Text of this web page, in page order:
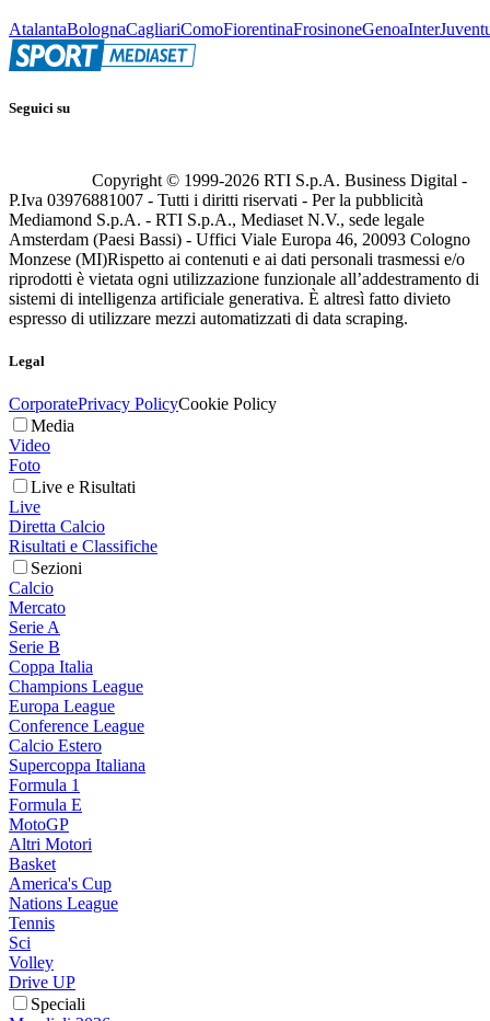
AtalantaBolognaCagliariComoFiorentinaFrosinoneGenoaInter
Seguici su
Copyright © 1999-2026 RTI S.p.A. Business Digital -
P.Iva 03976881007 - Tutti i diritti riservati - Per la pubblicità
Mediamond S.p.A. - RTI S.p.A., Mediaset N.V., sede legale
Amsterdam (Paesi Bassi) - Uffici Viale Europa 46, 20093 Cologno
Monzese (MI)Rispetto ai contenuti e ai dati personali trasmessi e/o
riprodotti è vietata ogni utilizzazione funzionale all’addestramento di
sistemi di intelligenza artificiale generativa. È altresì fatto divieto
espresso di utilizzare mezzi automatizzati di data scraping.
Legal
CorporatePrivacy PolicyCookie Policy
Media
Video
Foto
Live e Risultati
Live
Diretta Calcio
Risultati e Classifiche
Sezioni
Calcio
Mercato
Serie A
Serie B
Coppa Italia
Champions League
Europa League
Conference League
Calcio Estero
Supercoppa Italiana
Formula 1
Formula E
MotoGP
Altri Motori
Basket
America's Cup
Nations League
Tennis
Sci
Volley
Drive UP
Speciali